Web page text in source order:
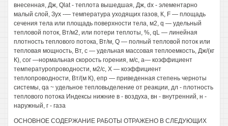
внесенная, Дж, Qlat - теплота вышедшая, Дж, dx - элементарно
малый слой, Зух -— температура уходящих газов, К, F — площадь
сечения тела или площадь поверхности тела, м2, q — удельный
тепловой поток, Вт/м2, или потери теплоты, %, qL — линейная
плотность теплового потока, Вт/м, Q — полный тепловой поток или
тепловая мощность, Вт, с — удельная массовая теплоемкость, Дж/(кг
К), сог —нормальная скорость горения, м/с, а— коэффициент
температуропроводности, м2/с, X — коэффициент
теплопроводности, Вт/(м К), епр — приведенная степень черноты
системы, qa ~ удельное тепловыделение от реакции, дл - плотность
теплового потока Индексы нижние в - воздуха, вн - внутренний, н -
наружный, г - газа
ОСНОВНОЕ СОДЕРЖАНИЕ РАБОТЫ ОТРАЖЕНО В СЛЕДУЮЩИХ